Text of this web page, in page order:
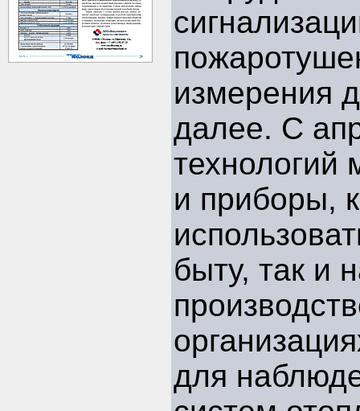
измерения
далее. С
технологий
и приборы,
быту, так и
для